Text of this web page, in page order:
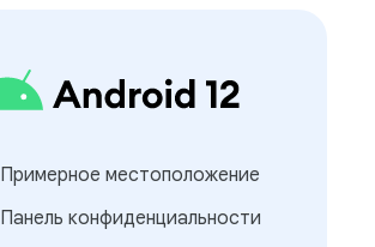
Примерное местоположение
Панель конфиденциальности